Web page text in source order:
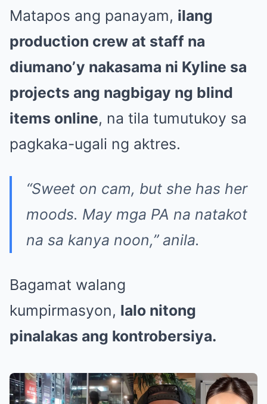
Matapos ang panayam, ilang
production crew at staff na
diumano’y nakasama ni Kyline sa
projects ang nagbigay ng blind
items online, na tila tumutukoy sa
pagkaka-ugali ng aktres.
“Sweet on cam, but she has her
moods. May mga PA na natakot
na sa kanya noon,”anila.
Bagamat walang
kumpirmasyon, lalo nitong
pinalakas ang kontrobersiya.